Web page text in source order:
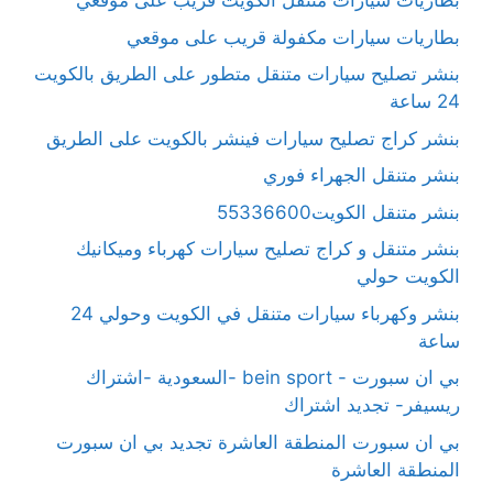
بطاريات سيارات مكفولة قريب على موقعي
بنشر تصليح سيارات متنقل متطور على الطريق بالكويت
24 ساعة
بنشر كراج تصليح سيارات فينشر بالكويت على الطريق
بنشر متنقل الجهراء فوري
بنشر متنقل الكويت55336600
بنشر متنقل و كراج تصليح سيارات كهرباء وميكانيك
الكويت حولي
بنشر وكهرباء سيارات متنقل في الكويت وحولي 24
ساعة
بي ان سبورت - bein sport -السعودية -اشتراك
ريسيفر- تجديد اشتراك
بي ان سبورت المنطقة العاشرة تجديد بي ان سبورت
المنطقة العاشرة